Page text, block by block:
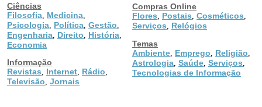
Ciências
Filosofia Medicina
Psicologia Política Gestão
Engenharia Direito História
Economia
Informação
Revistas
Internet Rádio
Televisão Jornais
Compras Online
Flores
Postais Cosméticos
Serviços
Relógios
Temas
Ambiente Emprego Religião
Astrologia Saúde Serviços
Tecnologias de Informação